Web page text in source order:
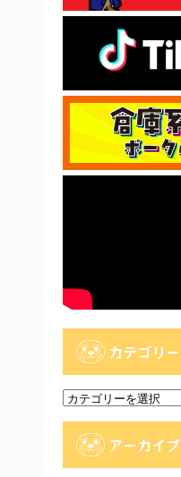
カテゴリー
カ
アーカイブ